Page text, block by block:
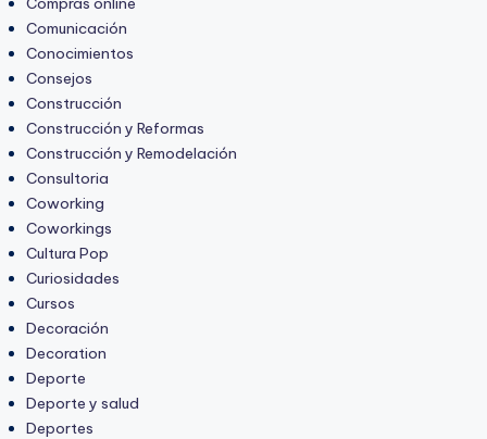
Comunicación
Conocimientos
Consejos
Construcción
Construcción y Reformas
Construcción y Remodelación
Consultoria
Coworking
Coworkings
Cultura Pop
Curiosidades
Cursos
Decoración
Decoration
Deporte
Deporte y salud
Deportes